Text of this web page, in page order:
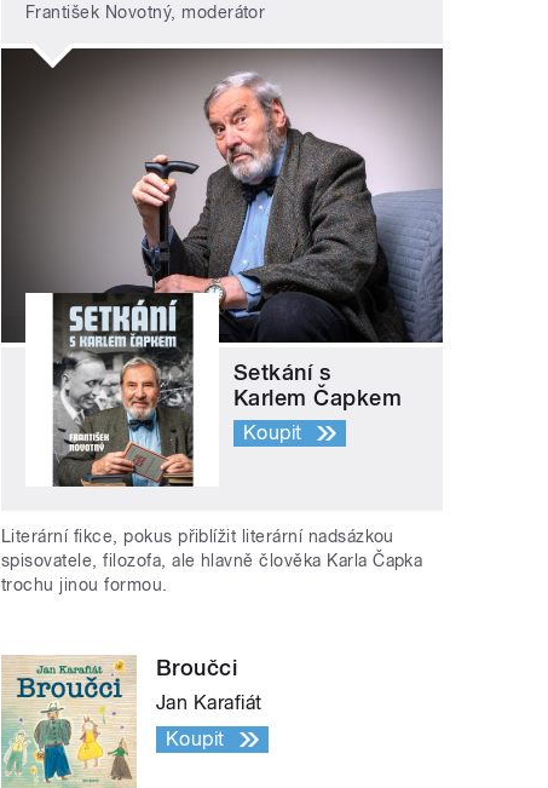
František Novotný, moderátor
Setkání s
Karlem Čapkem
Koupit
Literární fikce, pokus přiblížit literární nadsázkou
spisovatele, filozofa, ale hlavně člověka Karla Čapka
trochu jinou formou.
Broučci
Jan Karafiát
Koupit